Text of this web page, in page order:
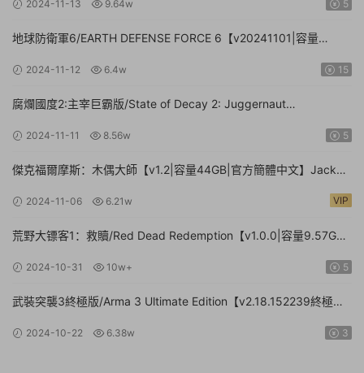
文|贈多項修改器】
2024-11-13 9.64w 5
地球防衛軍6/EARTH DEFENSE FORCE 6【v20241101|容量
2024-11-12 6.4w 15
腐爛國度2:主宰巨霸版/State of Decay 2: Juggernaut
2024-11-11 8.56w 5
傑克福爾摩斯：木偶大師【v1.2|容量44GB|官方簡體中文】Jack
2024-11-06 6.21w VIP
荒野大镖客1：救贖/Red Dead Redemption【v1.0.0|容量9.57GB|
2024-10-31 10w+ 5
武裝突襲3終極版/Arma 3 Ultimate Edition【v2.18.152239終極版|
2024-10-22 6.38w 3